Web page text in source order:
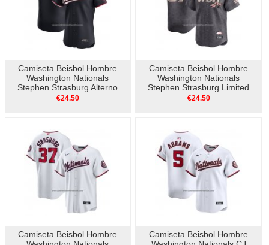
Camiseta Beisbol Hombre
Washington Nationals
Stephen Strasburg Alterno
Elite Negro
€24.50
Camiseta Beisbol Hombre
Washington Nationals
Stephen Strasburg Limited
Negro
€24.50
Camiseta Beisbol Hombre
Camiseta Beisbol Hombre